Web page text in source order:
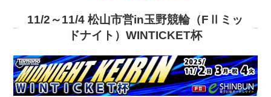
11/2～11/4 松山市営in玉野競輪（FⅡミッ
ドナイト）WINTICKET杯